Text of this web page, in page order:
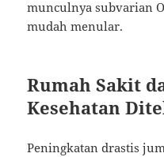
munculnya subvarian
mudah menular.
Rumah Sakit
Kesehatan
Peningkatan drastis